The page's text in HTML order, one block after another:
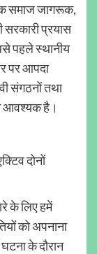
समाज जागरूक,
सरकारी प्रयास
पहले स्थानीय
पर आपदा
संगठनों तथा
आवश्यक है।
दोनों
के लिए हमें
को अपनाना
के दौरान